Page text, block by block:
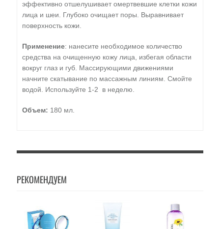
эффективно отшелушивает омертвевшие клетки кожи
лица и шеи. Глубоко очищает поры. Выравнивает
поверхность кожи.
Применение: нанесите необходимое количество
средства на очищенную кожу лица, избегая области
вокруг глаз и губ. Массирующими движениями
начните скатывание по массажным линиям. Смойте
водой. Используйте 1-2 в неделю.
Объем: 180 мл.
РЕКОМЕНДУЕМ